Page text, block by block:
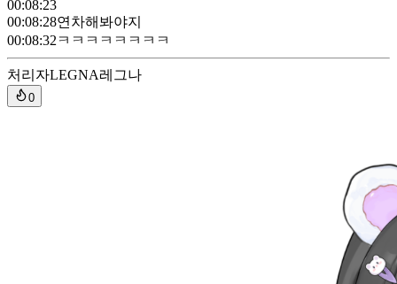
00:08:23
00:08:28연차해봐야지
00:08:32 ㅋㅋㅋㅋㅋㅋㅋㅋ
처리자LEGNA레그나
0